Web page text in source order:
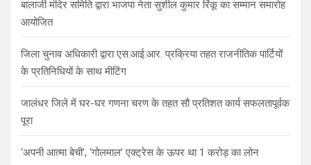
बालाजी मंदिर समिति द्वारा भाजपा नेता सुशील कुमार रिंकू का सम्मान समारोह
आयोजित
जिला चुनाव अधिकारी द्वारा एस.आई.आर. प्रक्रिया तहत राजनीतिक पार्टियों
के प्रतिनिधियों के साथ मीटिंग
जालंधर जिले में घर-घर गणना चरण के तहत सौ प्रतिशत कार्य सफलतापूर्वक
पूरा
‘अपनी आत्मा बेची’, ‘गोलमाल’ एक्ट्रेस के ऊपर था 1 करोड़ का लोन